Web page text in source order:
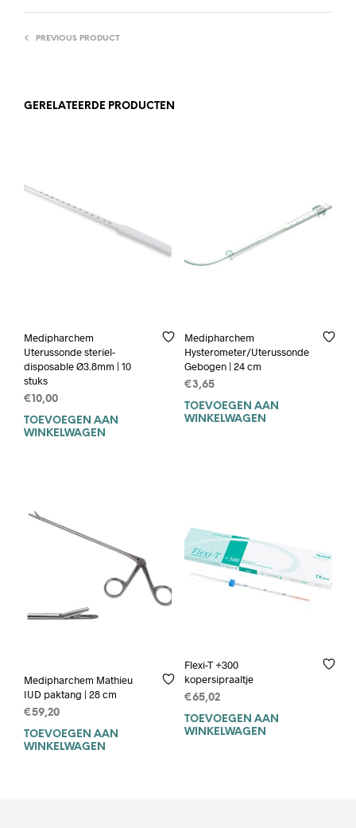
PREVIOUS PRODUCT
GERELATEERDE PRODUCTEN
Medipharchem
Uterussonde steriel-
disposable Ø3.8mm | 10
stuks
€ 10,00
TOEVOEGEN AAN
WINKELWAGEN
Medipharchem
Hysterometer/Uterussonde
Gebogen | 24 cm
€3,65
TOEVOEGEN AAN
WINKELWAGEN
Medipharchem Mathieu
IUD paktang | 28 cm
€59,20
TOEVOEGEN AAN
WINKELWAGEN
Flexi-T +300
kopersipraaltje
€65,02
TOEVOEGEN AAN
WINKELWAGEN